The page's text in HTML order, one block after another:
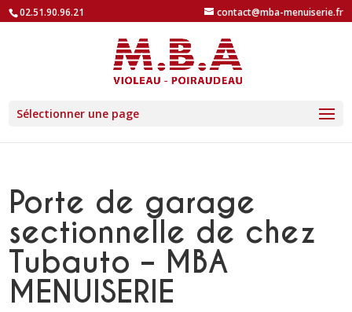
02.51.90.96.21 contact@mba-menuiserie.fr
Sélectionner une page
Porte de garage
sectionnelle de chez
Tubauto – MBA
MENUISERIE